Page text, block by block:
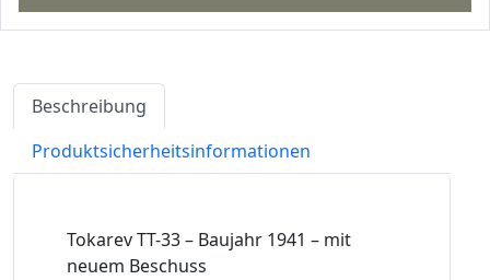
Beschreibung
Produktsicherheitsinformationen
Tokarev TT-33 – Baujahr 1941 – mit
neuem Beschuss